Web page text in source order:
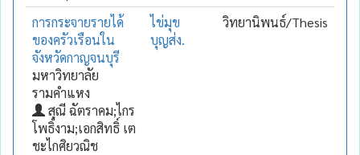
การกระจายรายได้
ของครัวเรือนใน
จังหวัดกาญจนบุรี
มหาวิทยาลัย
รามคำแหง
สุณี ฉัตราคม;ไกร
โพธิ์งาม;เอกสิทธิ์ เต
ชะไกศิยวณิช
ไข่มุข
บุญส่ง.
วิทยานิพนธ์/Thesis